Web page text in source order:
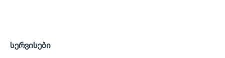
სერვისები